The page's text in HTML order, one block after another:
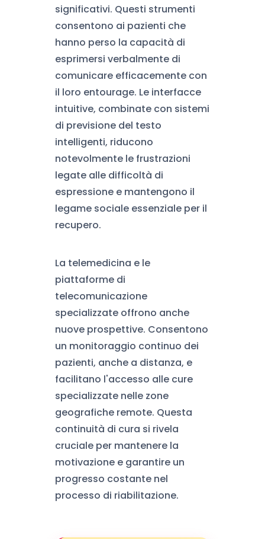
significativi. Questi strumenti
consentono ai pazienti che
hanno perso la capacità di
esprimersi verbalmente di
comunicare efficacemente con
il loro entourage. Le interfacce
intuitive, combinate con sistemi
di previsione del testo
intelligenti, riducono
notevolmente le frustrazioni
legate alle difficoltà di
espressione e mantengono il
legame sociale essenziale per il
recupero.
La telemedicina e le
piattaforme di
telecomunicazione
specializzate offrono anche
nuove prospettive. Consentono
un monitoraggio continuo dei
pazienti, anche a distanza, e
facilitano l'accesso alle cure
specializzate nelle zone
geografiche remote. Questa
continuità di cura si rivela
cruciale per mantenere la
motivazione e garantire un
progresso costante nel
processo di riabilitazione.